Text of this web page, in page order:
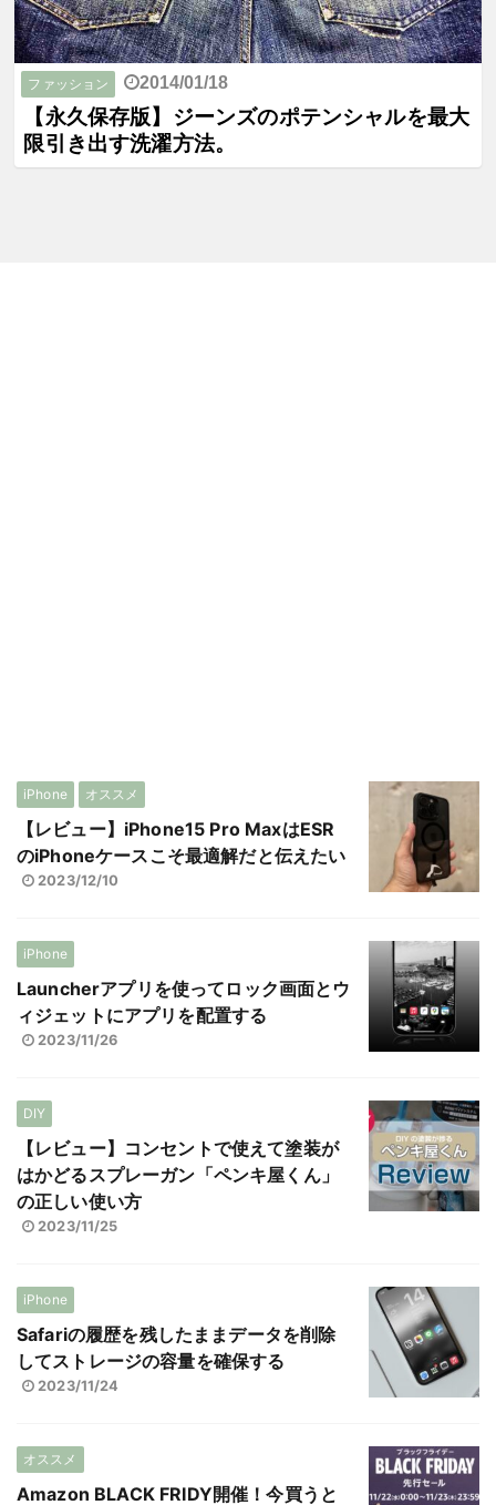
ファッション 2014/01/18
【永久保存版】ジーンズのポテンシャルを最大
限引き出す洗濯方法。
iPhone オススメ
【レビュー】iPhone15 Pro MaxはESR
のiPhoneケースこそ最適解だと伝えたい
2023/12/10
iPhone
Launcherアプリを使ってロック画面とウ
ィジェットにアプリを配置する
2023/11/26
DIY
【レビュー】コンセントで使えて塗装が
はかどるスプレーガン「ペンキ屋くん」
の正しい使い方
2023/11/25
iPhone
Safariの履歴を残したままデータを削除
してストレージの容量を確保する
2023/11/24
オススメ
Amazon BLACK FRIDY開催！今買うと